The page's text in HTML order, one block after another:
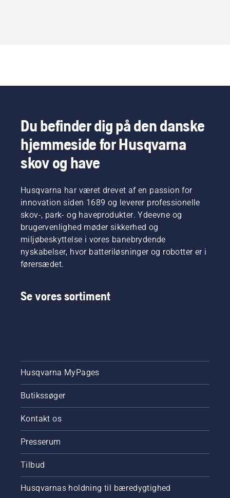
Du befinder dig på den danske
hjemmeside for Husqvarna
skov og have
Husqvarna har været drevet af en passion for
innovation siden 1689 og leverer professionelle
skov-, park- og haveprodukter. Ydeevne og
brugervenlighed møder sikkerhed og
miljøbeskyttelse i vores banebrydende
nyskabelser, hvor batteriløsninger og robotter er i
førersædet.
Se vores sortiment
Husqvarna MyPages
Butikssøger
Kontakt os
Presserum
Tilbud
Husqvarnas holdning til bæredygtighed